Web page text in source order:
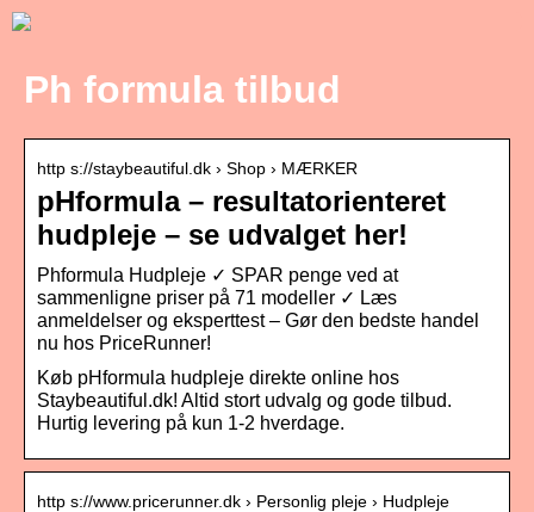
Ph formula tilbud
http s://staybeautiful.dk › Shop › MÆRKER
pHformula – resultatorienteret
hudpleje – se udvalget her!
Phformula Hudpleje ✓ SPAR penge ved at
sammenligne priser på 71 modeller ✓ Læs
anmeldelser og eksperttest – Gør den bedste handel
nu hos PriceRunner!
Køb pHformula hudpleje direkte online hos
Staybeautiful.dk! Altid stort udvalg og gode tilbud.
Hurtig levering på kun 1-2 hverdage.
http s://www.pricerunner.dk › Personlig pleje › Hudpleje